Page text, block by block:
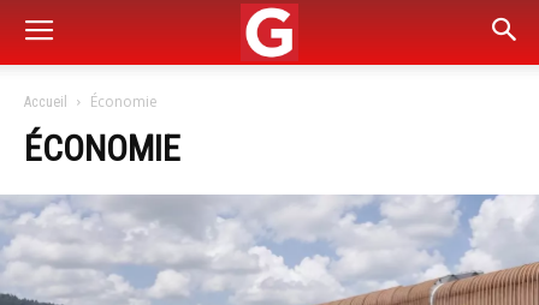
Accueil Économie
ÉCONOMIE